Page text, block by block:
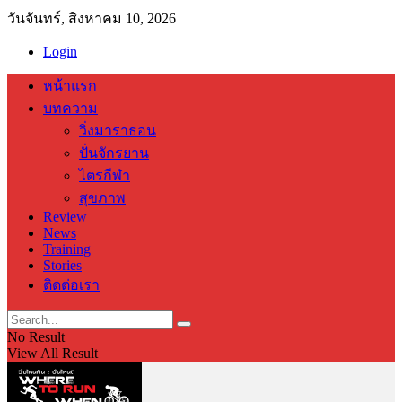
วันจันทร์, สิงหาคม 10, 2026
Login
หน้าแรก
บทความ
วิ่งมาราธอน
ปั่นจักรยาน
ไตรกีฬา
สุขภาพ
Review
News
Training
Stories
ติดต่อเรา
No Result
View All Result